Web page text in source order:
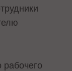
рабочего